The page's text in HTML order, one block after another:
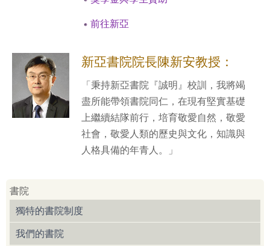
前往新亞
新亞書院院長陳新安教授：
「秉持新亞書院『誠明』校訓，我將竭
盡所能帶領書院同仁，在現有堅實基礎
上繼續結隊前行，培育敬愛自然，敬愛
社會，敬愛人類的歷史與文化，知識與
人格具備的年青人。」
書院
獨特的書院制度
我們的書院